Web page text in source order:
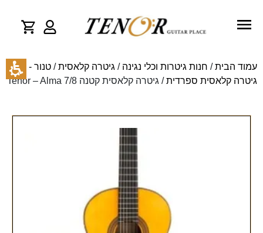
עמוד הבית/ חנות גיטרות וכלי נגינה / גיטרה קלאסית/ טנור -
גיטרה קלאסית ספרדית/ גיטרה קלאסית קטנה Tenor – Alma 7/8